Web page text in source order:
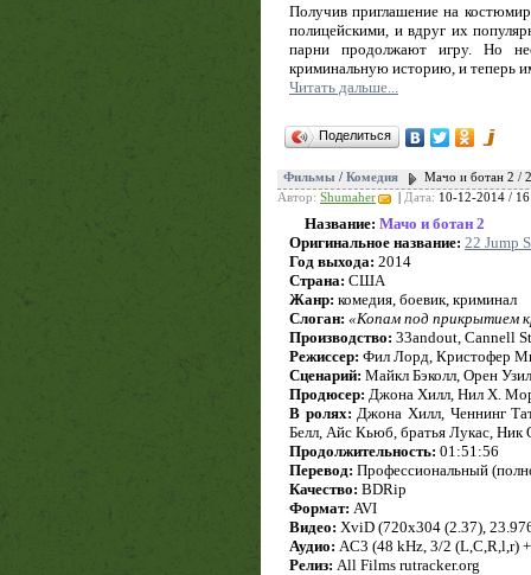
Получив приглашение на
полицейскими, и вдруг их
парни продолжают игру. Но
криминальную историю, и теперь
Читать дальше...
Поделиться
Фильмы / Комедия
Мачо и ботан 2 /
Автор: Shumaher Дата: 10-12-2014 /
Название: Мачо и ботан 2
Оригинальное название: 22 Jump
Год выхода: 2014
Страна: США
Жанр: комедия, боевик, криминал
Слоган: «Копам под прикрытием
Производство: 33andout, Cannell
Режиссер: Фил Лорд, Кристофер
Сценарий: Майкл Бэколл, Орен
Продюсер: Джона Хилл, Нил Х.
В ролях: Джона Хилл, Ченнинг
Белл, Айс Кьюб, братья Лукас,
Продолжительность: 01:51:56
Перевод: Профессиональный
Качество: BDRip
Формат: AVI
Видео: XviD (720x304 (2.37),
Аудио: AC3 (48 kHz, 3/2 (L,C,R,l,r)
Релиз: All Films rutracker.org